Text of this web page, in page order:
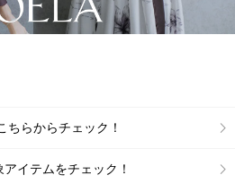
ちらからチェック！
イテムをチェック！